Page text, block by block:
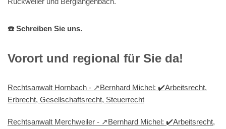
☎️ Schreiben Sie uns.
Vorort und regional für Sie da!
Rechtsanwalt Hornbach - ↗️Bernhard Michel: ✔️Arbeitsrecht,
Erbrecht, Gesellschaftsrecht, Steuerrecht
Rechtsanwalt Merchweiler - ↗️Bernhard Michel: ✔️Arbeitsrecht,